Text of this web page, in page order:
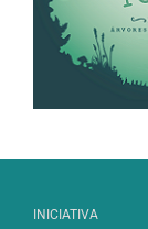
INICIATIVA